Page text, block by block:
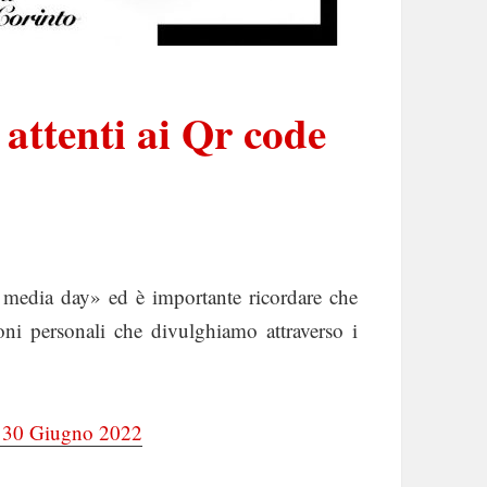
ai Qr code
day» ed è importante ricordare che
personali che divulghiamo attraverso i
Giugno 2022